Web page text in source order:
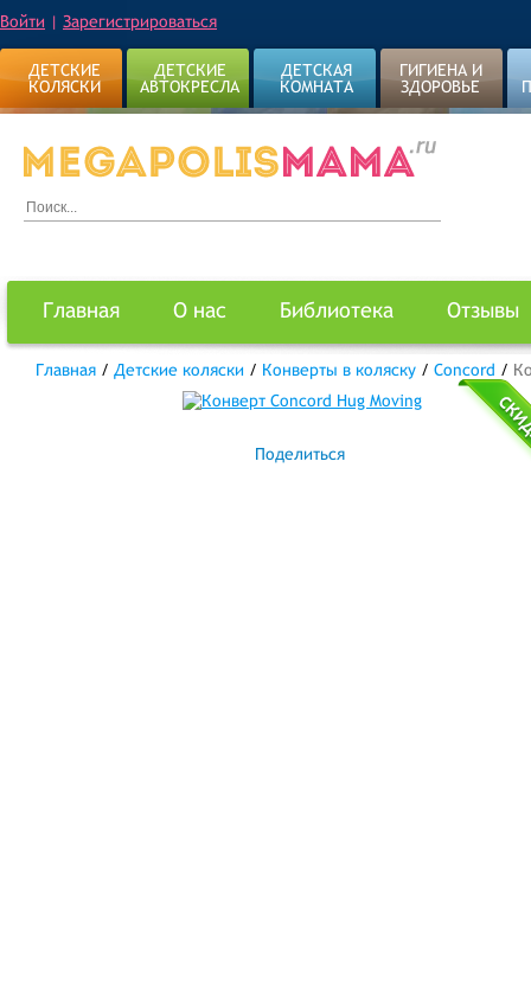
Войти | Зарегистрироваться
ДЕТСКИЕ
КОЛЯСКИ
ДЕТСКИЕ
АВТОКРЕСЛА
ДЕТСКАЯ
КОМНАТА
ГИГИЕНА И
ЗДОРОВЬЕ
Главная О нас Библиотека Отзывы
Главная / Детские коляски / Конверты в коляску / Concord /
Поделиться